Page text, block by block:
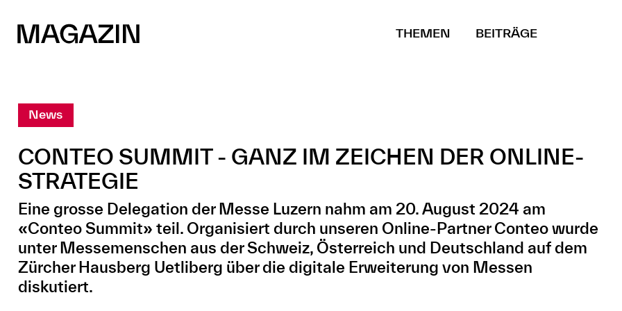
THEMEN BEITRÄGE
News
CONTEO SUMMIT - GANZ IM ZEICHEN DER ONLINE-
STRATEGIE
Eine grosse Delegation der Messe Luzern nahm am 20. August 2024 am
«Conteo Summit» teil. Organisiert durch unseren Online-Partner Conteo wurde
unter Messemenschen aus der Schweiz, Österreich und Deutschland auf dem
Zürcher Hausberg Uetliberg über die digitale Erweiterung von Messen
diskutiert.